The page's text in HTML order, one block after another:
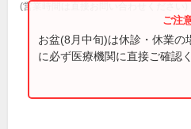
(営業時間は直接お問い合わせください)
お盆(8月中旬)は休診・休業の
に必ず医療機関に直接ご確認